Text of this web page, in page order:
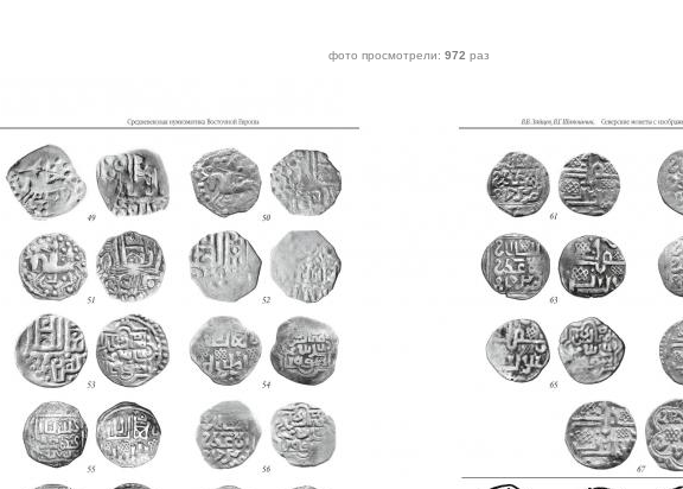
фото просмотрели: 972 раз